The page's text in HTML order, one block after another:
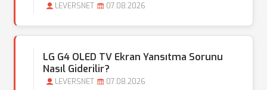
LEVERSNET 07.08.2026
LG G4 OLED TV Ekran Yansıtma Sorunu
Nasıl Giderilir?
LEVERSNET 07.08.2026